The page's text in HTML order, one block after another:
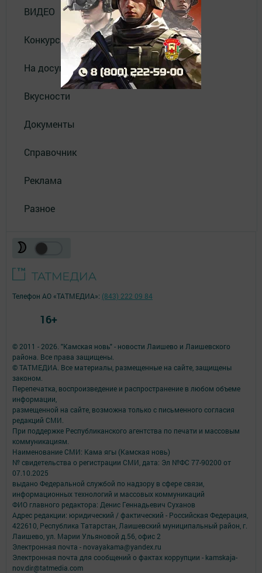
ВИДЕО
Конкурсы
На досуге
Вкусности
Документы
Справочник
Реклама
Разное
© 2011 - 2026. "Камская новь" - новости Лаишево и Лаишевского
района. Все права защищены.
© ТАТМЕДИА. Все материалы, размещенные на сайте, защищены
законом.
Перепечатка, воспроизведение и распространение в любом объеме
информации,
размещенной на сайте, возможна только с письменного согласия
редакций СМИ.
При поддержке Республиканского агентства по печати и массовым
коммуникациям.
Наименование СМИ: Кама ягы (Камская новь)
№ свидетельства о регистрации СМИ, дата: Эл №ФC 77-90200 от
07.10.2025
выдано Федеральной службой по надзору в сфере связи,
информационных технологий и массовых коммуникаций
ФИО главного редактора: Денис Геннадьевич Суханов
Адрес редакции: юридический / фактический - Российская Федерация,
422610, Республика Татарстан, Лаишевский муниципальный район, г.
Лаишево, ул. Марии Ульяновой д.56, офис 2
Электронная почта - novayakama@yandex.ru
Электронная почта для сообщений о фактах коррупции - kamskaja-
nov.dir@tatmedia.com
Телефон АО «ТАТМЕДИА»: (843) 222 09 84
16+